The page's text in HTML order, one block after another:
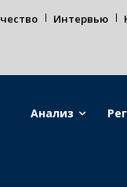
Интервью
Анализ